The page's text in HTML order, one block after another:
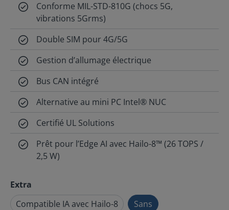
Conforme MIL-STD-810G (chocs 5G,
vibrations 5Grms)
Double SIM pour 4G/5G
Gestion d’allumage électrique
Bus CAN intégré
Alternative au mini PC Intel® NUC
Certifié UL Solutions
Prêt pour l’Edge AI avec Hailo-8™ (26 TOPS /
2,5 W)
Extra
Compatible IA avec Hailo-8
Sans